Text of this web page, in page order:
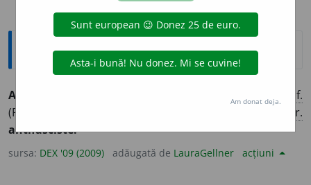
Explicative DEX
ANTIFASC
f.
(Persoană) care este împotriva fascismului. – Din
fr.
antifasciste.
sursa: DEX '09 (2009) adăugată de LauraGellner acțiuni
Am donat deja.